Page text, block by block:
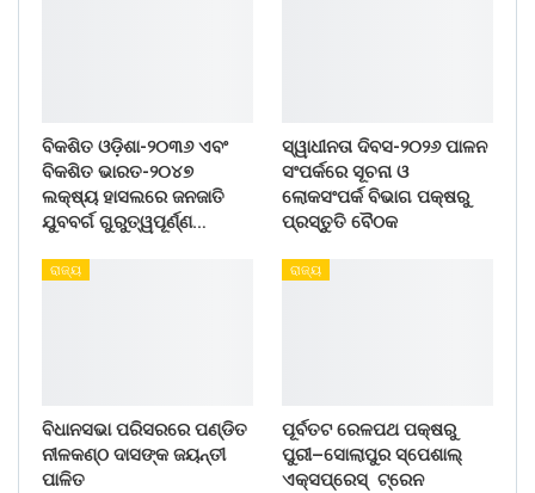
ବିକଶିତ ଓଡ଼ିଶା-୨୦୩୬ ଏବଂ
ବିକଶିତ ଭାରତ-୨୦୪୭
ଲକ୍ଷ୍ୟ ହାସଲରେ ଜନଜାତି
ଯୁବବର୍ଗ ଗୁରୁତ୍ୱପୂର୍ଣ୍ଣ…
ସ୍ୱାଧୀନତା ଦିବସ-୨୦୨୬ ପାଳନ
ସଂପର୍କରେ ସୂଚନା ଓ
ଲୋକସଂପର୍କ ବିଭାଗ ପକ୍ଷରୁ
ପ୍ରସ୍ତୁତି ବୈଠକ
ରାଜ୍ୟ
ବିଧାନସଭା ପରିସରରେ ପଣ୍ଡିତ
ନୀଳକଣ୍ଠ ଦାସଙ୍କ ଜୟନ୍ତୀ
ପାଳିତ
ରାଜ୍ୟ
ପୂର୍ବତଟ ରେଳପଥ ପକ୍ଷରୁ
ପୁରୀ–ସୋଲାପୁର ସ୍ପେଶାଲ୍
ଏକ୍ସପ୍ରେସ୍ ଟ୍ରେନ